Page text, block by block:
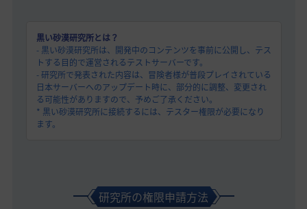
黒い砂漠研究所とは？
- 黒い砂漠研究所は、開発中のコンテンツを事前に公開し、テス
トする目的で運営されるテストサーバーです。
- 研究所で発表された内容は、冒険者様が普段プレイされている
日本サーバーへのアップデート時に、部分的に調整、変更され
る可能性がありますので、予めご了承ください。
* 黒い砂漠研究所に接続するには、テスター権限が必要になり
ます。
研究所の権限申請方法